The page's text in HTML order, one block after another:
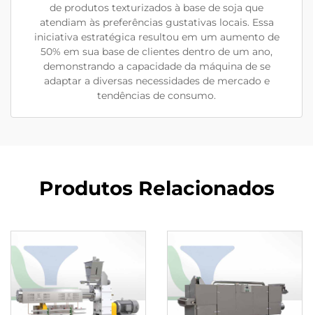
de produtos texturizados à base de soja que
atendiam às preferências gustativas locais. Essa
iniciativa estratégica resultou em um aumento de
50% em sua base de clientes dentro de um ano,
demonstrando a capacidade da máquina de se
adaptar a diversas necessidades de mercado e
tendências de consumo.
Produtos Relacionados